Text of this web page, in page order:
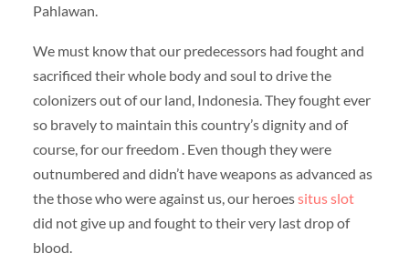
Pahlawan.
We must know that our predecessors had fought and
sacrificed their whole body and soul to drive the
colonizers out of our land, Indonesia. They fought ever
so bravely to maintain this country’s dignity and of
course, for our freedom . Even though they were
outnumbered and didn’t have weapons as advanced as
the those who were against us, our heroessitus slot
did not give up and fought to their very last drop of
blood.